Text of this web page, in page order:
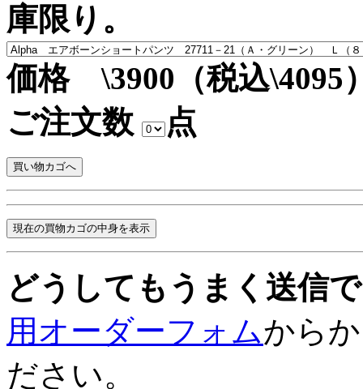
庫限り。
価格 \3900（税込\4095
ご注文数
点
どうしてもうまく送信
用オーダーフォムから
ださい。